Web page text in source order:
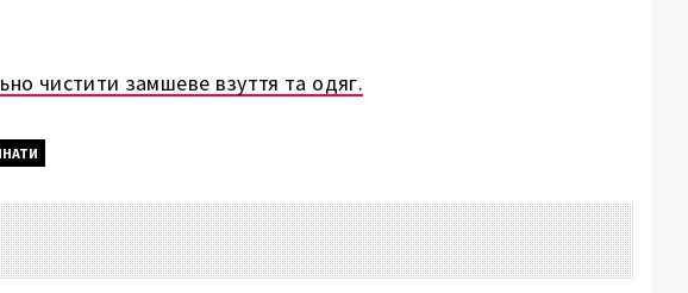
чистити замшеве взуття та одяг.